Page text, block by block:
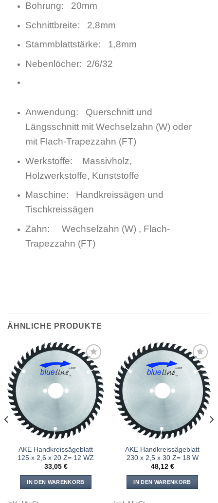
Bohrung: 20mm
Schnittbreite: 2,8mm
Stammblattstärke: 1,8mm
Nebenlöcher: 2/6/32
Anwendung: Querschnitt und
Längsschnitt mit Wechselzahn (W) oder
mit Flach-Trapezzahn (FT)
Werkstoffe: Massivholz,
Holzwerkstoffe, Kunststoffe
Maschine: Handkreissägen und
Tischkreissägen
Zahn: Wechselzahn (W) , Flach-
Trapezzahn (FT)
ÄHNLICHE PRODUKTE
hinzufügen
AKE Handkreissägeblatt
125 x 2,6 x 20 Z= 12 WZ
33,05 €
IN DEN WARENKORB
hinzufügen
AKE Handkreissägeblatt
230 x 2,5 x 30 Z= 18 W
48,12 €
IN DEN WARENKORB